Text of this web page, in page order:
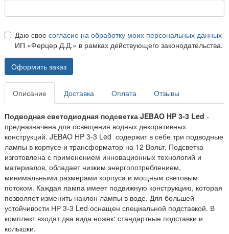
Даю свое согласие на обработку моих персональных данных
ИП «Ферцер Д.Д.» в рамках действующего законодательства.
Оформить заказ
Описание Доставка Оплата Отзывы
Подводная светодиодная подсветка JEBAO HP 3-3 Led -
предназначена для освещения водных декоративных
конструкций. JEBAO HP 3-3 Led содержит в себе три подводные
лампы в корпусе и трансформатор на 12 Вольт. Подсветка
изготовлена с применением инновационных технологий и
материалов, обладает низким энергопотреблением,
минимальными размерами корпуса и мощным световым
потоком. Каждая лампа имеет подвижную конструкцию, которая
позволяет изменить наклон лампы в воде. Для большей
устойчивости НР 3-3 Led оснащен специальной подставкой. В
комплект входят два вида ножек: стандартные подставки и
колышки.